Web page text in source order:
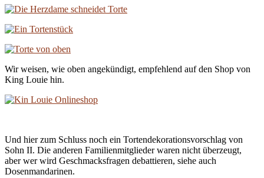
Wir weisen, wie oben angekündigt, empfehlend auf den Shop von
King Louie hin.
Und hier zum Schluss noch ein Tortendekorationsvorschlag von
Sohn II. Die anderen Familienmitglieder waren nicht überzeugt,
aber wer wird Geschmacksfragen debattieren, siehe auch
Dosenmandarinen.